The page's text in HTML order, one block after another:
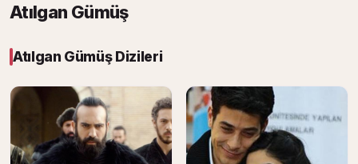
Atılgan Gümüş
Atılgan Gümüş Dizileri